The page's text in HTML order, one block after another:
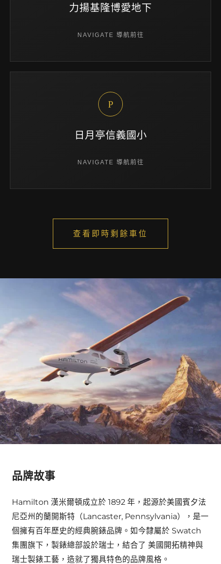
力揚基隆博愛地下
NAVIGATE 導航前往
P
日月亭信義國小
NAVIGATE 導航前往
查看即時剩餘車位
品牌故事
Hamilton 漢米爾頓成立於 1892 年，起源於美國賓夕法
尼亞州的蘭開斯特（Lancaster, Pennsylvania），是一
個擁有百年歷史的經典腕錶品牌。如今隸屬於 Swatch
集團旗下，製錶總部設於瑞士，結合了 美國開拓精神與
瑞士製錶工藝，造就了獨具特色的品牌風格。